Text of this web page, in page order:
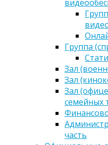
Группа
Зал
Зал
Зал
семейных
часть